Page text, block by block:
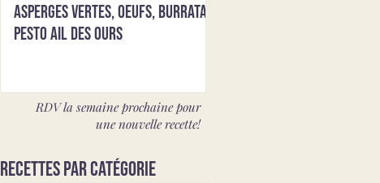
Asperges vertes, oeufs, burrata &
pesto ail des ours
RDV la semaine prochaine pour
une nouvelle recette!
Recettes par catégorie